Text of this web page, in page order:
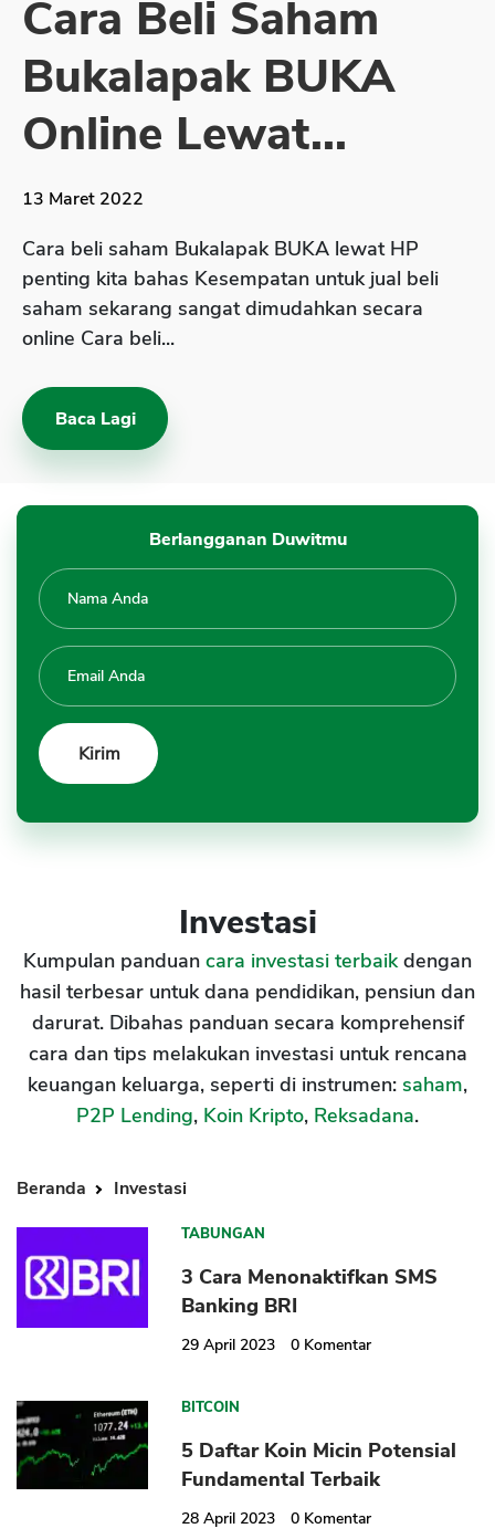
Sekuritas Saham
Bank Digital
Crypto
Assets Crypto
Asuransi Jiwa
Asuransi Kesehatan
Asuransi Syariah
Cara Beli Saham
Bukalapak BUKA
Online Lewat...
13 Maret 2022
Cara beli saham Bukalapak BUKA lewat HP
penting kita bahas Kesempatan untuk jual beli
saham sekarang sangat dimudahkan secara
online Cara beli...
Baca Lagi
Berlangganan Duwitmu
Investasi
Kumpulan panduan cara investasi terbaikdengan
hasil terbesar untuk dana pendidikan, pensiun dan
darurat. Dibahas panduan secara komprehensif
cara dan tips melakukan investasi untuk rencana
keuangan keluarga, seperti di instrumen: saham,
P2P Lending, Koin Kripto, Reksadana.
Beranda Investasi
TABUNGAN
3 Cara Menonaktifkan SMS
Banking BRI
29 April 2023 0 Komentar
BITCOIN
5 Daftar Koin Micin Potensial
Fundamental Terbaik
28 April 2023 0 Komentar